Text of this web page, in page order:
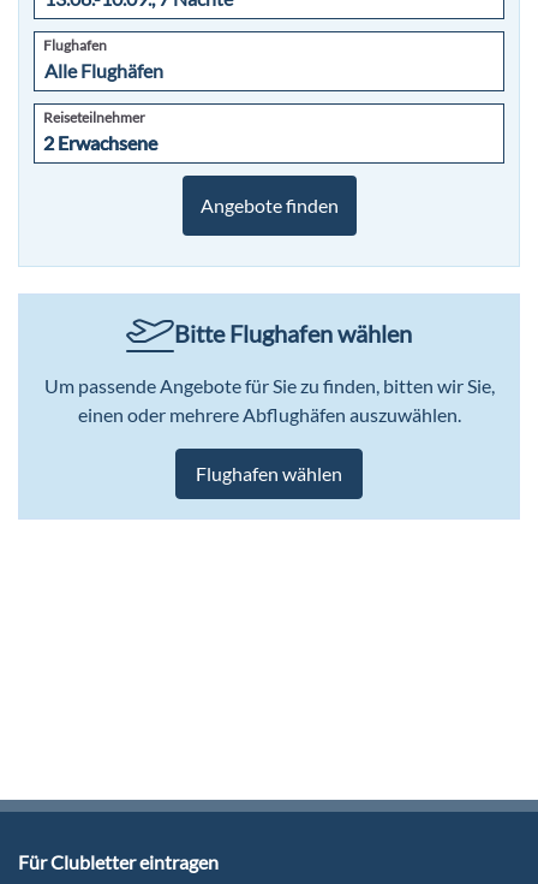
Flughafen
Reiseteilnehmer
2 Erwachsene
2 Erwachsene
Angebote finden
Bitte Flughafen wählen
Um passende Angebote für Sie zu finden, bitten wir Sie,
einen oder mehrere Abflughäfen auszuwählen.
Flughafen wählen
Für Clubletter eintragen